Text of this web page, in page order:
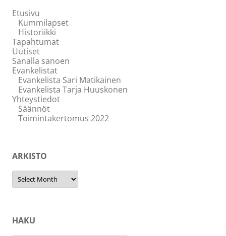
Etusivu
Kummilapset
Historiikki
Tapahtumat
Uutiset
Sanalla sanoen
Evankelistat
Evankelista Sari Matikainen
Evankelista Tarja Huuskonen
Yhteystiedot
Säännöt
Toimintakertomus 2022
ARKISTO
Arkisto
HAKU